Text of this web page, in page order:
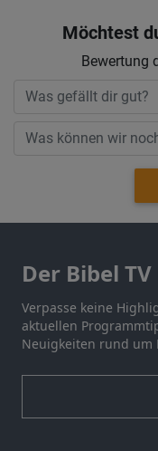
Möchtest
Bewertung
Der Bibel
Verpasse keine
aktuellen
Neuigkeiten rund um